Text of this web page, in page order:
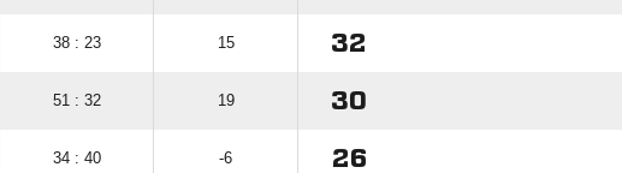
38 : 23 15 32
51 : 32 19 30
34 : 40 -6 26